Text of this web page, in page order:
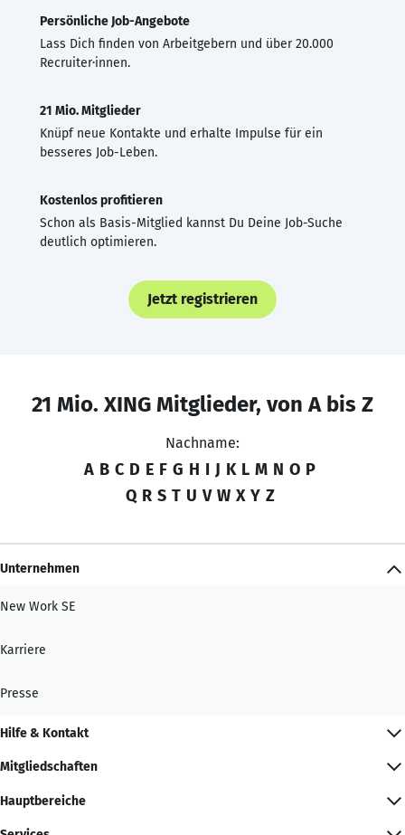
Persönliche Job-Angebote
Lass Dich finden von Arbeitgebern und über 20.000
Recruiter·innen.
21 Mio. Mitglieder
Knüpf neue Kontakte und erhalte Impulse für ein
besseres Job-Leben.
Kostenlos profitieren
Schon als Basis-Mitglied kannst Du Deine Job-Suche
deutlich optimieren.
Jetzt registrieren
21 Mio. XING Mitglieder, von A bis Z
Nachname:
A B C D E F G H I J K L M N O P
Q R S T U V W X Y Z
Unternehmen
New Work SE
Karriere
Presse
Hilfe & Kontakt
Mitgliedschaften
Hauptbereiche